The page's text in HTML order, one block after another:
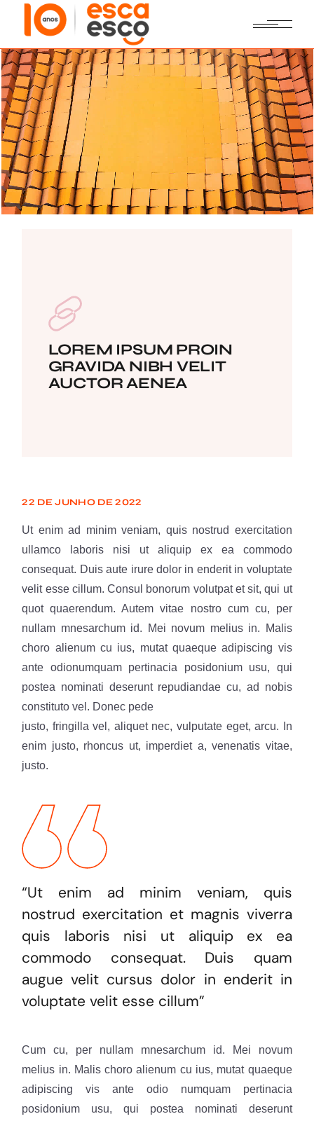
LOREM IPSUM PROIN
GRAVIDA NIBH VELIT
AUCTOR AENEA
22 DE JUNHO DE 2022
Ut enim ad minim veniam, quis nostrud exercitation
ullamco laboris nisi ut aliquip ex ea commodo
consequat. Duis aute irure dolor in enderit in voluptate
velit esse cillum. Consul bonorum volutpat et sit, qui ut
quot quaerendum. Autem vitae nostro cum cu, per
nullam mnesarchum id. Mei novum melius in. Malis
choro alienum cu ius, mutat quaeque adipiscing vis
ante odionumquam pertinacia posidonium usu, qui
postea nominati deserunt repudiandae cu, ad nobis
constituto vel. Donec pede
justo, fringilla vel, aliquet nec, vulputate eget, arcu. In
enim justo, rhoncus ut, imperdiet a, venenatis vitae,
justo.
“Ut enim ad minim veniam, quis
nostrud exercitation et magnis viverra
quis laboris nisi ut aliquip ex ea
commodo consequat. Duis quam
augue velit cursus dolor in enderit in
voluptate velit esse cillum”
Cum cu, per nullam mnesarchum id. Mei novum
melius in. Malis choro alienum cu ius, mutat quaeque
adipiscing vis ante odio numquam pertinacia
posidonium usu, qui postea nominati deserunt